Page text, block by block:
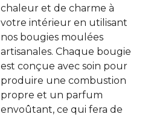
chaleur et de charme à
votre intérieur en utilisant
nos bougies moulées
artisanales. Chaque bougie
est conçue avec soin pour
produire une combustion
propre et un parfum
envoûtant, ce qui fera de